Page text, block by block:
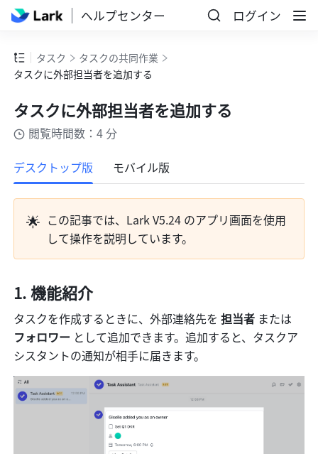
ヘルプセンター ログイン
タスク
タスクの共同作業
タスクに外部担当者を追加する
タスクに外部担当者を追加する
閲覧時間数：4 分
デスクトップ版
モバイル版
🌟 この記事では、Lark V5.24 のアプリ画面を使用
して操作を説明しています。
機能紹介
タスクを作成するときに、外部連絡先を 担当者 または
フォロワー として追加できます。追加すると、タスクア
シスタントの通知が相手に届きます。